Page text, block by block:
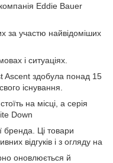
Eddie Bauer
за участю найвідоміших
і ситуаціях.
Ascent здобула понад 15
існування.
на місці, а серія
Down
бренда. Ці товари
відгуків і з огляду на
оновлюється й